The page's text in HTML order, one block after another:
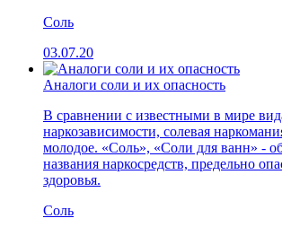
Соль
03.07.20
Аналоги соли и их опасность
В сравнении с известными в мире
наркозависимости, солевая
молодое. «Соль», «Соли для ванн» -
названия наркосредств, предельно
здоровья.
Соль